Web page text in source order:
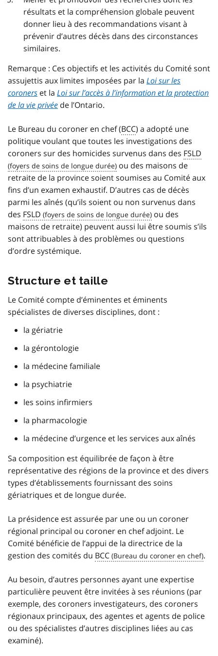
résultats et la compréhension globale peuvent
donner lieu à des recommandations visant à
prévenir d’autres décès dans des circonstances
similaires.
Remarque : Ces objectifs et les activités du Comité sont
assujettis aux limites imposées par la Loi sur les
coroners et la Loi sur l’accès à l’information et la protection
de la vie privée de l’Ontario.
Le Bureau du coroner en chef (BCC) a adopté une
politique voulant que toutes les investigations des
coroners sur des homicides survenus dans des FSLD
ou des maisons de
retraite de la province soient soumises au Comité aux
fins d’un examen exhaustif. D’autres cas de décès
parmi les aînés (qu’ils soient ou non survenus dans
des FSLD
ou des
maisons de retraite) peuvent aussi lui être soumis s’ils
sont attribuables à des problèmes ou questions
d’ordre systémique.
Structure et taille
Le Comité compte d’éminentes et éminents
spécialistes de diverses disciplines, dont :
la gériatrie
la gérontologie
la médecine familiale
la psychiatrie
les soins infirmiers
la pharmacologie
la médecine d’urgence et les services aux aînés
Sa composition est équilibrée de façon à être
représentative des régions de la province et des divers
types d’établissements fournissant des soins
gériatriques et de longue durée.
La présidence est assurée par une ou un coroner
régional principal ou coroner en chef adjoint. Le
Comité bénéficie de l’appui de la directrice de la
gestion des comités du BCC .
Au besoin, d’autres personnes ayant une expertise
particulière peuvent être invitées à ses réunions (par
exemple, des coroners investigateurs, des coroners
régionaux principaux, des agentes et agents de police
ou des spécialistes d’autres disciplines liées au cas
examiné).